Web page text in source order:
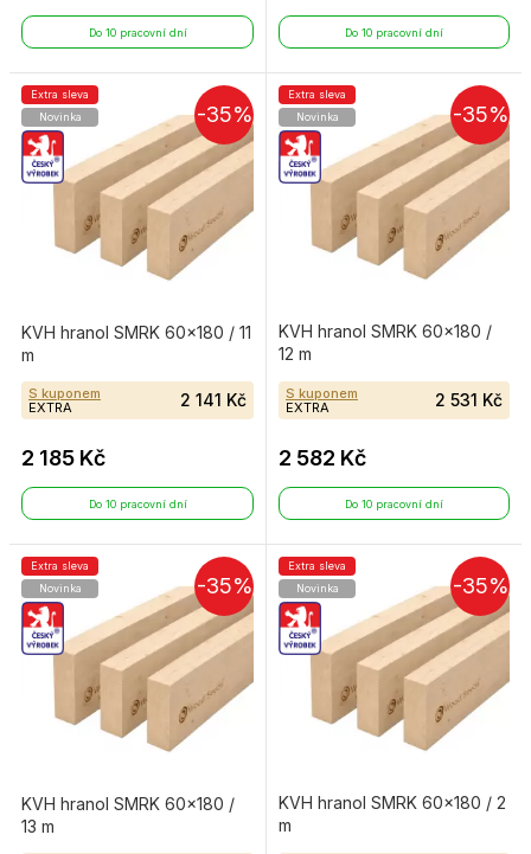
Do 10 pracovní dní Do 10 pracovní dní
-35%
Extra sleva
Novinka
KVH hranol SMRK 60×180 / 11
m
S kuponem
EXTRA
2 141 Kč
2 185 Kč
Do 10 pracovní dní
-35%
Extra sleva
Novinka
KVH hranol SMRK 60×180 /
12 m
S kuponem
EXTRA
2 531 Kč
2 582 Kč
Do 10 pracovní dní
-35%
Extra sleva
Novinka
KVH hranol SMRK 60×180 /
13 m
-35%
Extra sleva
Novinka
KVH hranol SMRK 60×180 / 2
m